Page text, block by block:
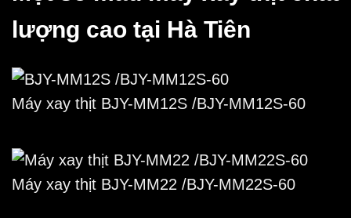
lượng cao tại Hà Tiên
Máy xay thịt BJY-MM12S /BJY-MM12S-60
Máy xay thịt BJY-MM22 /BJY-MM22S-60